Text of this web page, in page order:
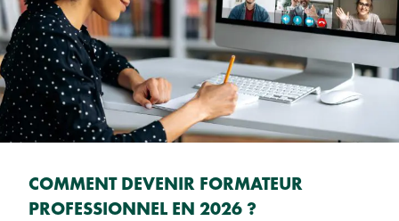
COMMENT DEVENIR FORMATEUR
PROFESSIONNEL EN 2026 ?